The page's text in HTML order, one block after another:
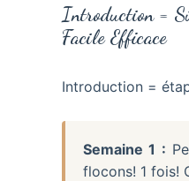
Introduction =
Facile Efficace
Introduction =
Semaine 1 :
flocons! 1 fois!